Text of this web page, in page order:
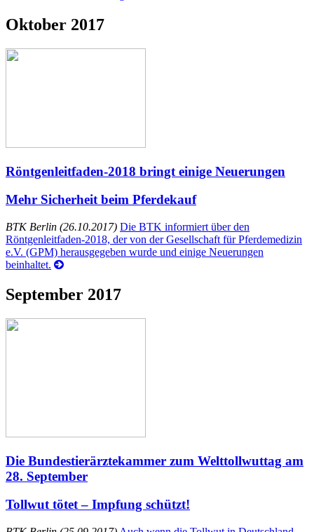
Oktober 2017
Röntgenleitfaden-2018 bringt einige Neuerungen
Mehr Sicherheit beim Pferdekauf
BTK Berlin (26.10.2017) Die BTK informiert über den
Röntgenleitfaden-2018, der von der Gesellschaft für Pferdemedizin
e.V. (GPM) herausgegeben wurde und einige Neuerungen
beinhaltet.
September 2017
Die Bundestierärztekammer zum Welttollwuttag am
28. September
Tollwut tötet – Impfung schützt!